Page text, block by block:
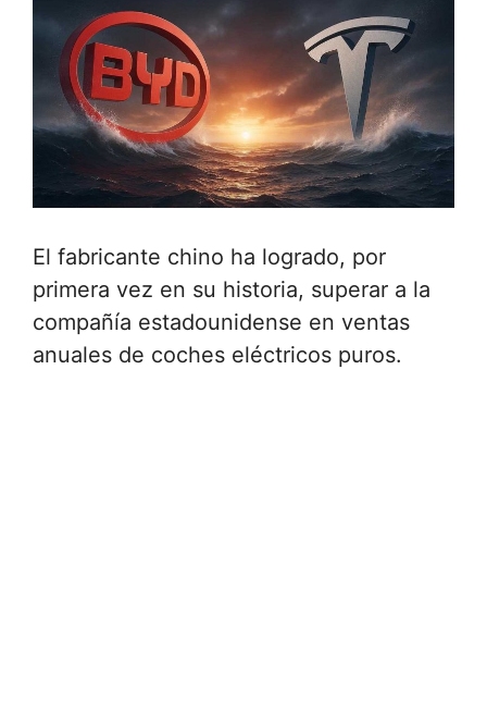
El fabricante chino ha logrado, por
primera vez en su historia, superar a la
compañía estadounidense en ventas
anuales de coches eléctricos puros.